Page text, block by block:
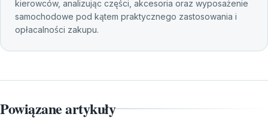
kierowców, analizując części, akcesoria oraz wyposażenie
samochodowe pod kątem praktycznego zastosowania i
opłacalności zakupu.
Powiązane artykuły